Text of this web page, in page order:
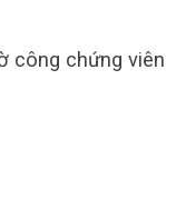
công chứng viên